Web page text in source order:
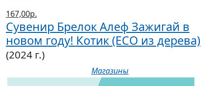
167,00р.
Сувенир Брелок Алеф Зажигай в
новом году! Котик (ECO из дерева)
(2024 г.)
Магазины